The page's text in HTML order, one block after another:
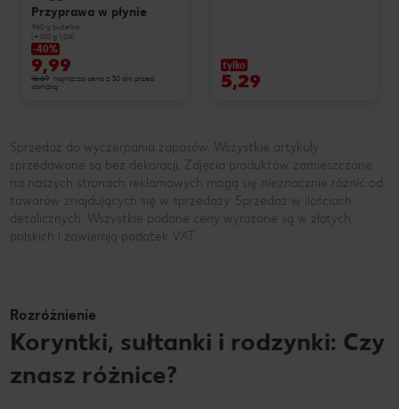
Przyprawa w płynie
960 g butelka
(=100 g 1,04)
-40%
9,99
16,69 najniższa cena z 30 dni przed
obniżką
tylko
5,29
Sprzedaż do wyczerpania zapasów. Wszystkie artykuły
sprzedawane są bez dekoracji. Zdjęcia produktów zamieszczone
na naszych stronach reklamowych mogą się nieznacznie różnić od
towarów znajdujących się w sprzedaży. Sprzedaż w ilościach
detalicznych. Wszystkie podane ceny wyrażone są w złotych
polskich i zawierają podatek VAT.
Rozróżnienie
Koryntki, sułtanki i rodzynki: Czy
znasz różnice?